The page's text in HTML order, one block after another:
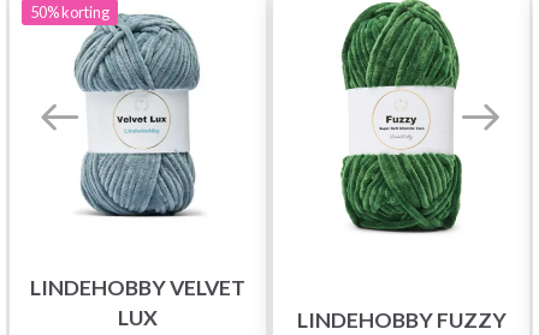
50%korting
LINDEHOBBY VELVET
LUX
LINDEHOBBY FUZZY